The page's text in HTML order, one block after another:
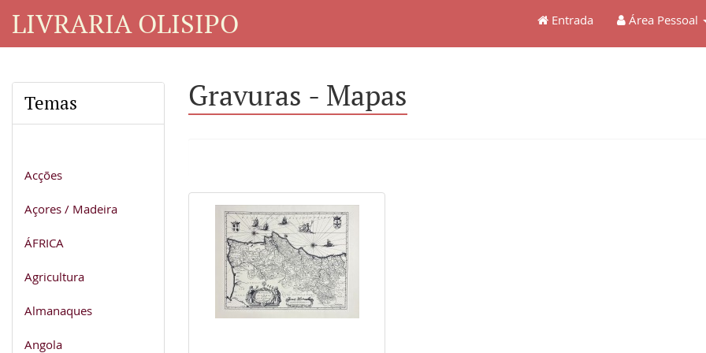
LIVRARIA OLISIPO Entrada Área Pessoal
Temas
Acções
Açores / Madeira
ÁFRICA
Agricultura
Almanaques
Angola
Gravuras - Mapas